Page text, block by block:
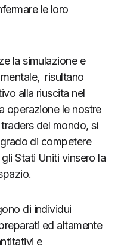
le loro
la simulazione e
risultano
alla riuscita nel
operazione le nostre
del mondo, si
di competere
Stati Uniti vinsero la
di individui
ed altamente
e